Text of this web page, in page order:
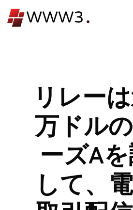
ン
リレー
万ドル
ーズA
して、